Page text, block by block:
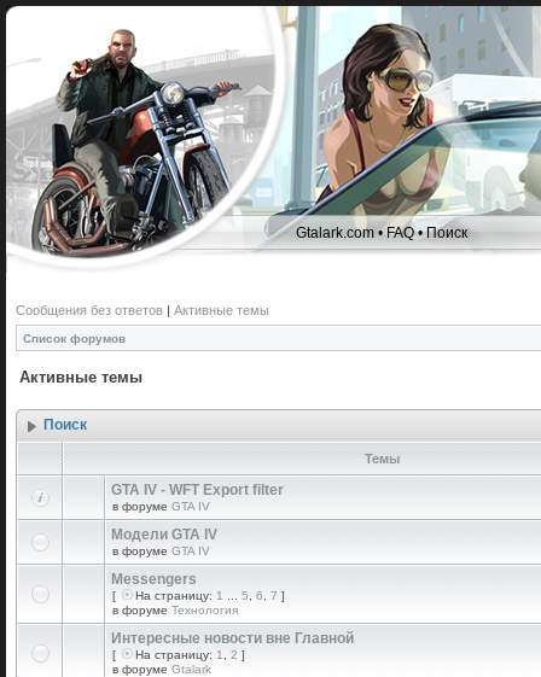
Gtalark.com •FAQ•Поиск
Сообщения без ответов | Активные темы
Список форумов
Активные темы
Поиск
Темы
GTA IV - WFT Export filter
в форуме GTA IV
Модели GTA IV
в форуме GTA IV
Messengers
[ На страницу: 1 5 6 7 ]
в форуме Технология
Интересные новости вне Главной
[ На страницу: 1 2 ]
в форуме Gtalark